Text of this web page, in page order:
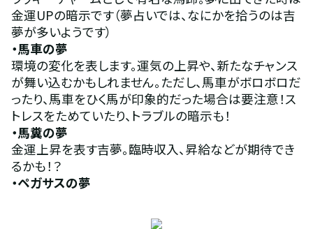
金運UPの暗示です（夢占いでは、なにかを拾うのは吉
夢が多いようです）
・馬車の夢
環境の変化を表します。運気の上昇や、新たなチャンス
が舞い込むかもしれません。ただし、馬車がボロボロだ
ったり、馬車をひく馬が印象的だった場合は要注意！ス
トレスをためていたり、トラブルの暗示も！
・馬糞の夢
金運上昇を表す吉夢。臨時収入、昇給などが期待でき
るかも！？
・ペガサスの夢